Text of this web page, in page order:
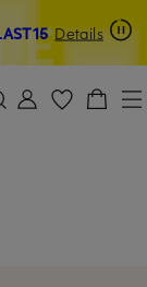
ÜBERSPRINGEN
Details